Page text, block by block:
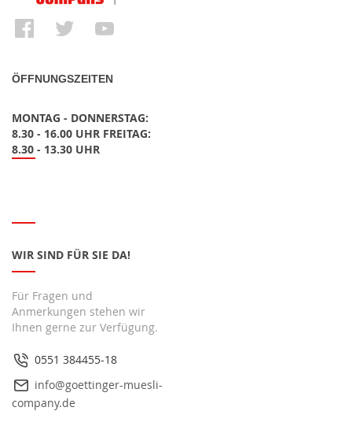
ÖFFNUNGSZEITEN
MONTAG - DONNERSTAG:
8.30 - 16.00 UHR FREITAG:
8.30 - 13.30 UHR
WIR SIND FÜR SIE DA!
Für Fragen und
Anmerkungen stehen wir
Ihnen gerne zur Verfügung.
0551 384455-18
info@goettinger-muesli-
company.de